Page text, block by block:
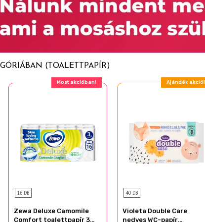
(TOALETTPAPÍR)
Most akcióban!
16 DB
Zewa Deluxe Camomile
Comfort toalettpapír 3
Ajándék akció!
40 DB
Violeta Double Care
nedves WC-papír